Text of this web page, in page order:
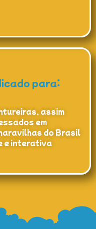
para:
assim
em
do Brasil
e interativa